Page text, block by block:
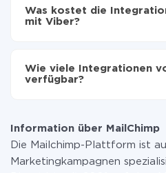
auf Viber übertragen
Im Durchschnitt dauert es 10-
Was kostet die
mit Viber?
zahlen nur für die
Service von einem System
Weitere Informationen zu
Wie viele Integrationen
verfügbar?
Information über MailChimp
Die Mailchimp-Plattform ist
Marketingkampagnen